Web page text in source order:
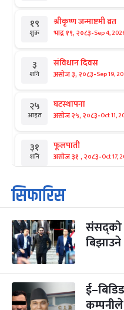
१९
शुक्र
श्रीकृष्ण जन्माष्टमी व्रत
भाद्र १९, २०८३-Sep 4,
३
शनि
संविधान दिवस
असोज ३, २०८३-Sep 19,
२५
आइत
घटस्थापना
असोज २५, २०८३-Oct 11,
३१
शनि
फूलपाती
असोज ३१ , २०८३-Oct 17,
१
आइत
कार्तिक सङ्क्रान्ति
कार्तिक १, २०८३
३
मंगल
महानवमी
कार्तिक ३, २०८३-Oct 20,
४
बुध कार्तिक ४, २०८३ -Oct 21,
सिफारिस
संसद्को